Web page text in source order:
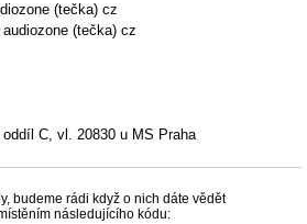
(tečka) cz
(tečka) cz
C, vl. 20830 u MS Praha
budeme rádi když o nich dáte vědět
následujícího kódu: